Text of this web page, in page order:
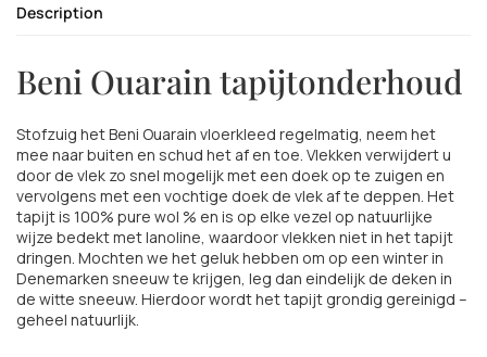
Description
Beni Ouarain tapijtonderhoud
Stofzuig het Beni Ouarain vloerkleed regelmatig, neem het
mee naar buiten en schud het af en toe. Vlekken verwijdert u
door de vlek zo snel mogelijk met een doek op te zuigen en
vervolgens met een vochtige doek de vlek af te deppen. Het
tapijt is 100% pure wol % en is op elke vezel op natuurlijke
wijze bedekt met lanoline, waardoor vlekken niet in het tapijt
dringen. Mochten we het geluk hebben om op een winter in
Denemarken sneeuw te krijgen, leg dan eindelijk de deken in
de witte sneeuw. Hierdoor wordt het tapijt grondig gereinigd –
geheel natuurlijk.